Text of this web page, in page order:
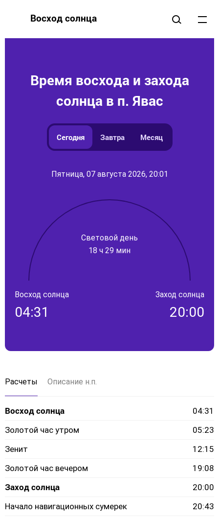
Восход солнца
Время восхода и захода
солнца в п. Явас
Сегодня Завтра Месяц
Пятница, 07 августа 2026, 20:01
Световой день
18 ч 29 мин
Восход солнца
04:31
Заход солнца
20:00
Расчеты Описание н.п.
Восход солнца
04:31
Золотой час утром
05:23
Зенит
12:15
Золотой час вечером
19:08
Заход солнца
20:00
Начало навигационных сумерек
20:43